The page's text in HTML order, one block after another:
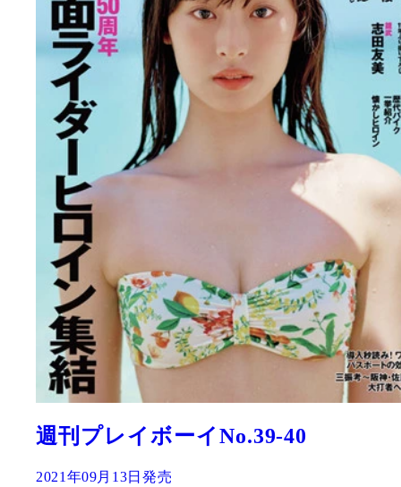
週刊プレイボーイNo.39-40
2021年09月13日発売